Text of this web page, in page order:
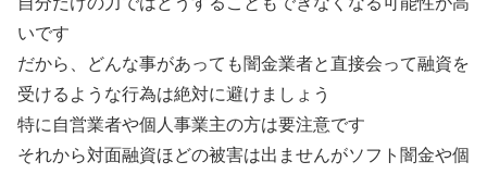
いです
だから、どんな事があっても闇金業者と直接会って融資を
受けるような行為は絶対に避けましょう
特に自営業者や個人事業主の方は要注意です
それから対面融資ほどの被害は出ませんがソフト闇金や個